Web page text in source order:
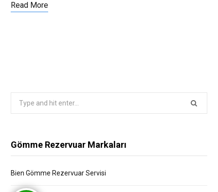
Read More
Gömme Rezervuar Markaları
Bien Gömme Rezervuar Servisi